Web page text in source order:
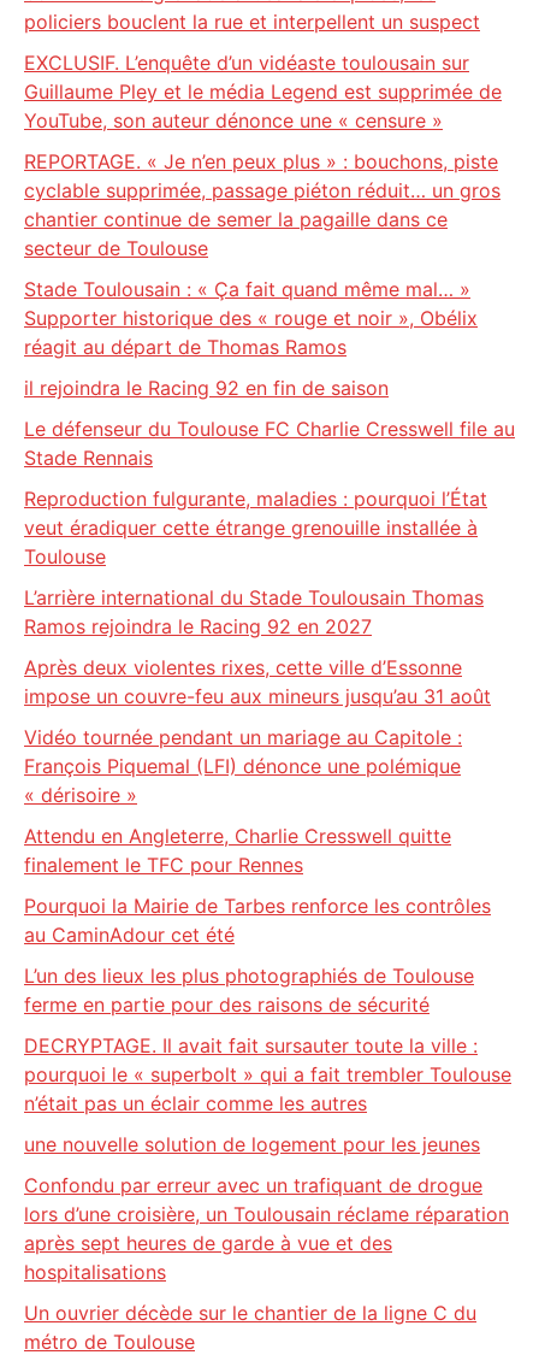
policiers bouclent la rue et interpellent un suspect
EXCLUSIF. L’enquête d’un vidéaste toulousain sur
Guillaume Pley et le média Legend est supprimée de
YouTube, son auteur dénonce une « censure »
REPORTAGE. « Je n’en peux plus » : bouchons, piste
cyclable supprimée, passage piéton réduit… un gros
chantier continue de semer la pagaille dans ce
secteur de Toulouse
Stade Toulousain : « Ça fait quand même mal… »
Supporter historique des « rouge et noir », Obélix
réagit au départ de Thomas Ramos
il rejoindra le Racing 92 en fin de saison
Le défenseur du Toulouse FC Charlie Cresswell file au
Stade Rennais
Reproduction fulgurante, maladies : pourquoi l’État
veut éradiquer cette étrange grenouille installée à
Toulouse
L’arrière international du Stade Toulousain Thomas
Ramos rejoindra le Racing 92 en 2027
Après deux violentes rixes, cette ville d’Essonne
impose un couvre-feu aux mineurs jusqu’au 31 août
Vidéo tournée pendant un mariage au Capitole :
François Piquemal (LFI) dénonce une polémique
« dérisoire »
Attendu en Angleterre, Charlie Cresswell quitte
finalement le TFC pour Rennes
Pourquoi la Mairie de Tarbes renforce les contrôles
au CaminAdour cet été
L’un des lieux les plus photographiés de Toulouse
ferme en partie pour des raisons de sécurité
DECRYPTAGE. Il avait fait sursauter toute la ville :
pourquoi le « superbolt » qui a fait trembler Toulouse
n’était pas un éclair comme les autres
une nouvelle solution de logement pour les jeunes
Confondu par erreur avec un trafiquant de drogue
lors d’une croisière, un Toulousain réclame réparation
après sept heures de garde à vue et des
hospitalisations
Un ouvrier décède sur le chantier de la ligne C du
métro de Toulouse